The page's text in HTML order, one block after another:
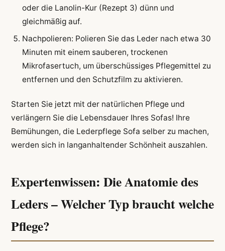
oder die Lanolin-Kur (Rezept 3) dünn und
gleichmäßig auf.
Nachpolieren: Polieren Sie das Leder nach etwa 30
Minuten mit einem sauberen, trockenen
Mikrofasertuch, um überschüssiges Pflegemittel zu
entfernen und den Schutzfilm zu aktivieren.
Starten Sie jetzt mit der natürlichen Pflege und
verlängern Sie die Lebensdauer Ihres Sofas! Ihre
Bemühungen, die Lederpflege Sofa selber zu machen,
werden sich in langanhaltender Schönheit auszahlen.
Expertenwissen: Die Anatomie des
Leders – Welcher Typ braucht welche
Pflege?